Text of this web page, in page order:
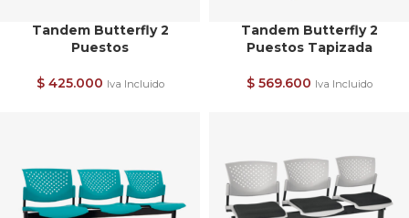
Tandem Butterfly 2
Puestos
$425.000 Iva Incluido
Tandem Butterfly 2
Puestos Tapizada
$569.600 Iva Incluido